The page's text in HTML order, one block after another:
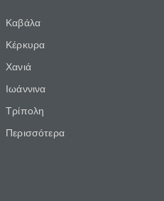
Καβάλα
Κέρκυρα
Χανιά
Ιωάννινα
Τρίπολη
Περισσότερα